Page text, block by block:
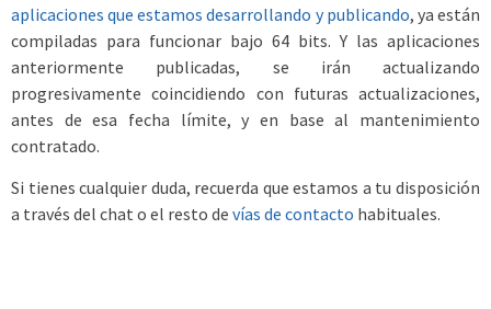
aplicaciones que estamos desarrollando y publicando, ya están
compiladas para funcionar bajo 64 bits. Y las aplicaciones
anteriormente publicadas, se irán actualizando
progresivamente coincidiendo con futuras actualizaciones,
antes de esa fecha límite, y en base al mantenimiento
contratado.
Si tienes cualquier duda, recuerda que estamos a tu disposición
a través del chat o el resto de vías de contacto habituales.